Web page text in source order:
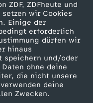
ZDF, ZDFheute und
wir Cookies
Einige der
erforderlich
dürfen wir
hinaus
speichern und/oder
ohne deine
die nicht unsere
deine
Zwecken.
zum ZDF